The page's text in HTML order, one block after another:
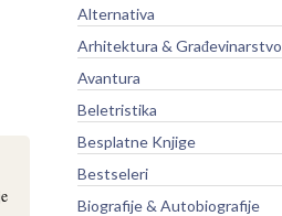
Alternativa
Arhitektura & Građevinarstvo
Avantura
Beletristika
Besplatne Knjige
Bestseleri
Biografije & Autobiografije